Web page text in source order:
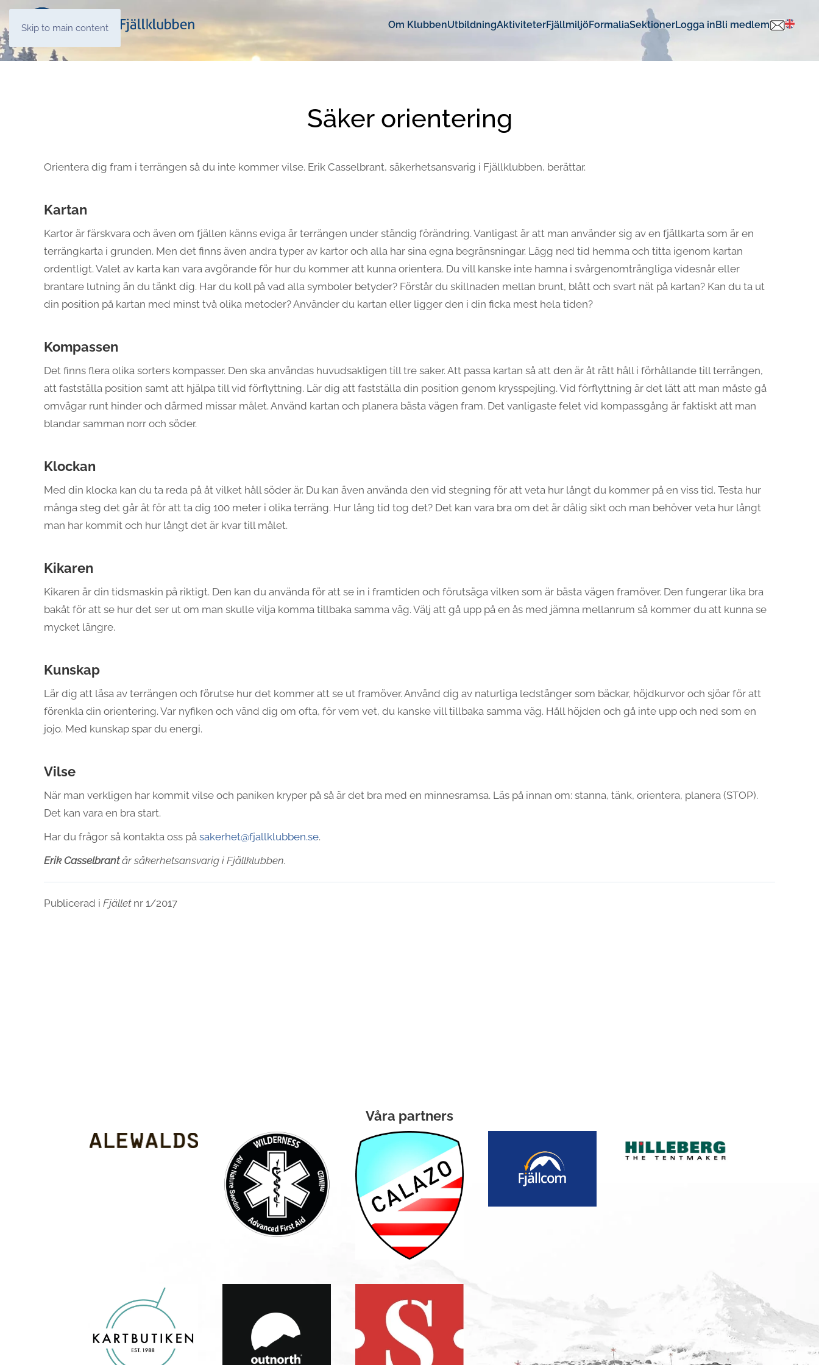
Skip to main content Om KlubbenUtbildningAktiviteterFjällmiljöFormaliaSektionerLogga inBli medlem
Säker orientering
Orientera dig fram i terrängen så du inte kommer vilse. Erik Casselbrant, säkerhetsansvarig i Fjällklubben, berättar.
Kartan
Kartor är färskvara och även om fjällen känns eviga är terrängen under ständig förändring. Vanligast är att man använder sig av en fjällkarta som är en
terrängkarta i grunden. Men det finns även andra typer av kartor och alla har sina egna begränsningar. Lägg ned tid hemma och titta igenom kartan
ordentligt. Valet av karta kan vara avgörande för hur du kommer att kunna orientera. Du vill kanske inte hamna i svårgenomträngliga videsnår eller
brantare lutning än du tänkt dig. Har du koll på vad alla symboler betyder? Förstår du skillnaden mellan brunt, blått och svart nät på kartan? Kan du ta ut
din position på kartan med minst två olika metoder? Använder du kartan eller ligger den i din ficka mest hela tiden?
Kompassen
Det finns flera olika sorters kompasser. Den ska användas huvudsakligen till tre saker. Att passa kartan så att den är åt rätt håll i förhållande till terrängen,
att fastställa position samt att hjälpa till vid förflyttning. Lär dig att fastställa din position genom krysspejling. Vid förflyttning är det lätt att man måste gå
omvägar runt hinder och därmed missar målet. Använd kartan och planera bästa vägen fram. Det vanligaste felet vid kompassgång är faktiskt att man
blandar samman norr och söder.
Klockan
Med din klocka kan du ta reda på åt vilket håll söder är. Du kan även använda den vid stegning för att veta hur långt du kommer på en viss tid. Testa hur
många steg det går åt för att ta dig 100 meter i olika terräng. Hur lång tid tog det? Det kan vara bra om det är dålig sikt och man behöver veta hur långt
man har kommit och hur långt det är kvar till målet.
Kikaren
Kikaren är din tidsmaskin på riktigt. Den kan du använda för att se in i framtiden och förutsäga vilken som är bästa vägen framöver. Den fungerar lika bra
bakåt för att se hur det ser ut om man skulle vilja komma tillbaka samma väg. Välj att gå upp på en ås med jämna mellanrum så kommer du att kunna se
mycket längre.
Kunskap
Lär dig att läsa av terrängen och förutse hur det kommer att se ut framöver. Använd dig av naturliga ledstänger som bäckar, höjdkurvor och sjöar för att
förenkla din orientering. Var nyfiken och vänd dig om ofta, för vem vet, du kanske vill tillbaka samma väg. Håll höjden och gå inte upp och ned som en
jojo. Med kunskap spar du energi.
Vilse
När man verkligen har kommit vilse och paniken kryper på så är det bra med en minnesramsa. Läs på innan om: stanna, tänk, orientera, planera (STOP).
Det kan vara en bra start.
Har du frågor så kontakta oss på sakerhet@fjallklubben.se.
Erik Casselbrantär säkerhetsansvarig i Fjällklubben.
Publicerad i Fjälletnr 1/2017
Våra partners